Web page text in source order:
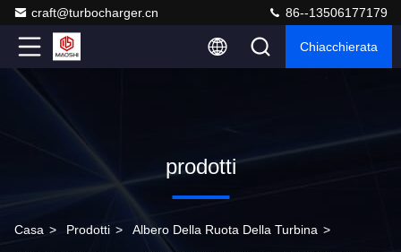
craft@turbocharger.cn 86--13506177179
Chiacchierata
prodotti
Casa > Prodotti > Albero Della Ruota Della Turbina >